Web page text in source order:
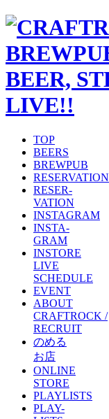
TOP
BEERS
BREWPUB
RESERVATION
RESER-
VATION
INSTAGRAM
INSTA-
GRAM
INSTORE
LIVE
SCHEDULE
EVENT
ABOUT
CRAFTROCK /
RECRUIT
のめる
お店
ONLINE
STORE
PLAYLISTS
PLAY-